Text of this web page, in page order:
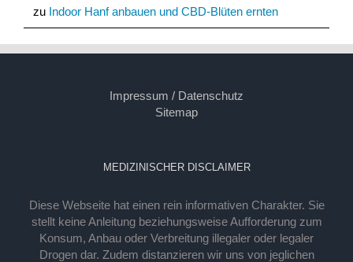
zu Indoor Hanf anbauen und CBD-Blüten ernten
Impressum / Datenschutz
Sitemap
MEDIZINISCHER DISCLAIMER
Diese Webseite hat einen rein informativen Charakter. Sie
stellt keine Anleitung beziehungsweise Aufforderung zum
Konsum, Anbau oder Verbreitung illegaler oder legaler
Drogen dar. Zudem distanzieren wir uns von jeglichen